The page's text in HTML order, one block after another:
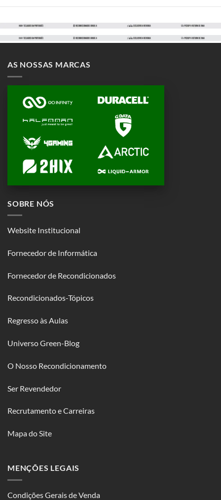
AS NOSSAS MARCAS
SOBRE NÓS
Website Institucional
Fornecedor de Informática
Fornecedor de Recondicionados
Recondicionados-Tópicos
Regresso às Aulas
Universo Green-Blog
O Nosso Recondicionamento
Ser Revendedor
Recrutamento e Carreiras
Mapa do Site
MENÇÕES LEGAIS
Condições Gerais de Venda